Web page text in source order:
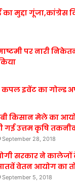
मुद्दा गूंजा,कांग्रेस
पर नारी
इवेंट का गोल्ड
किसान मेले का
गई उत्तम कृषि
September 28, 2018
सरकार ने कालेजों
वेतन आयोग का
September 5, 2018